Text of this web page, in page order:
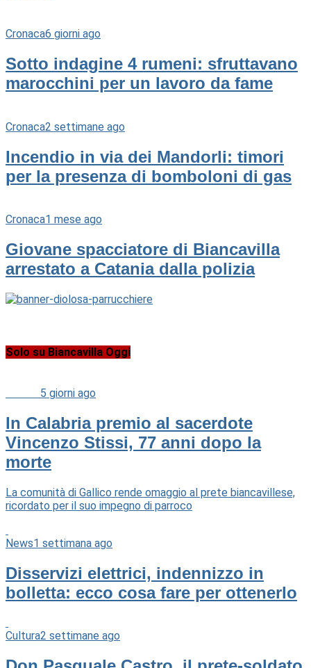
Cronaca6 giorni ago
Sotto indagine 4 rumeni: sfruttavano
marocchini per un lavoro da fame
Cronaca2 settimane ago
Incendio in via dei Mandorli: timori
per la presenza di bomboloni di gas
Cronaca1 mese ago
Giovane spacciatore di Biancavilla
arrestato a Catania dalla polizia
Solo su Biancavilla Oggi
5 giorni ago
In Calabria premio al sacerdote
Vincenzo Stissi, 77 anni dopo la
morte
La comunità di Gallico rende omaggio al prete biancavillese,
ricordato per il suo impegno di parroco
News1 settimana ago
Disservizi elettrici, indennizzo in
bolletta: ecco cosa fare per ottenerlo
Cultura2 settimane ago